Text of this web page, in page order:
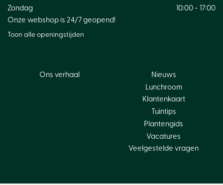
Zondag
10:00 - 17:00
Onze webshop is 24/7 geopend!
Toon alle openingstijden
Ons verhaal
Nieuws
Lunchroom
Klantenkaart
Tuintips
Plantengids
Vacatures
Veelgestelde vragen